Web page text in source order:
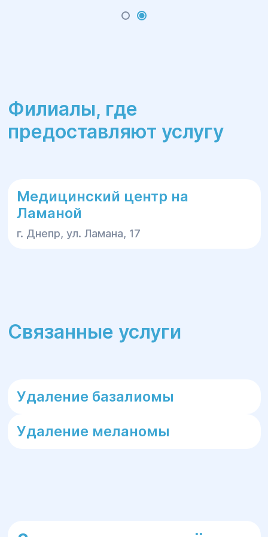
заболевания в период реабилитации
Филиалы, где
предоставляют услугу
Медицинский центр на
Ламаной
г. Днепр, ул. Ламана, 17
Связанные услуги
Удаление базалиомы
Удаление меланомы